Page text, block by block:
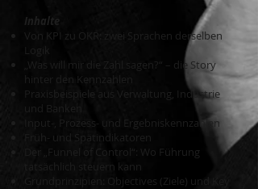
Inhalte
Von KPI zu OKR: zwei Sprachen derselben
Logik
„Was will mir die Zahl sagen?“ – die Story
hinter den Kennzahlen
Praxisbeispiele aus Verwaltung, Industrie
und Banken
Input-, Prozess- und Ergebniskennzahlen
Früh- und Spätindikatoren
Der „Funnel of Control“: Wo Führung
tatsächlich steuern kann
Grundprinzipien: Objectives (Ziele) und Key